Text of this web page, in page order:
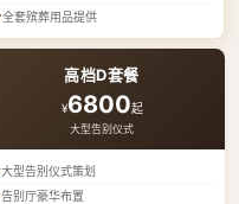
全套殡葬用品提供
高档D套餐
¥6800起
大型告别仪式
大型告别仪式策划
告别厅豪华布置